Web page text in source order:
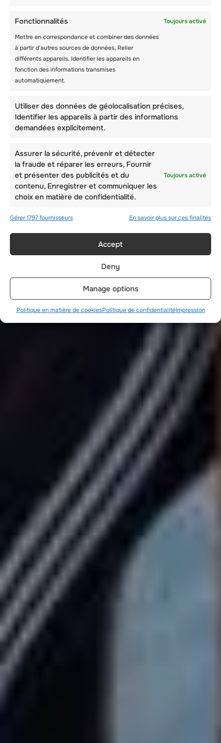
Fonctionnalités
Toujours activé
Mettre en correspondance et combiner des données
à partir d’autres sources de données, Relier
différents appareils, Identifier les appareils en
fonction des informations transmises
automatiquement.
Utiliser des données de géolocalisation précises,
Identifier les appareils à partir des informations
demandées explicitement.
Assurer la sécurité, prévenir et détecter
la fraude et réparer les erreurs, Fournir
et présenter des publicités et du
contenu, Enregistrer et communiquer les
choix en matière de confidentialité.
Toujours activé
Gérer 1797 fournisseurs En savoir plus sur ces finalités
Accept
Deny
Manage options
Politique en matière de cookiesPolitique de confidentialitéImpression